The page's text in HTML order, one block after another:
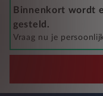
Binnenkort wordt
gesteld.
Vraag nu je